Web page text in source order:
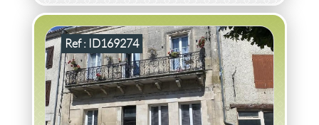
Ref : ID169274